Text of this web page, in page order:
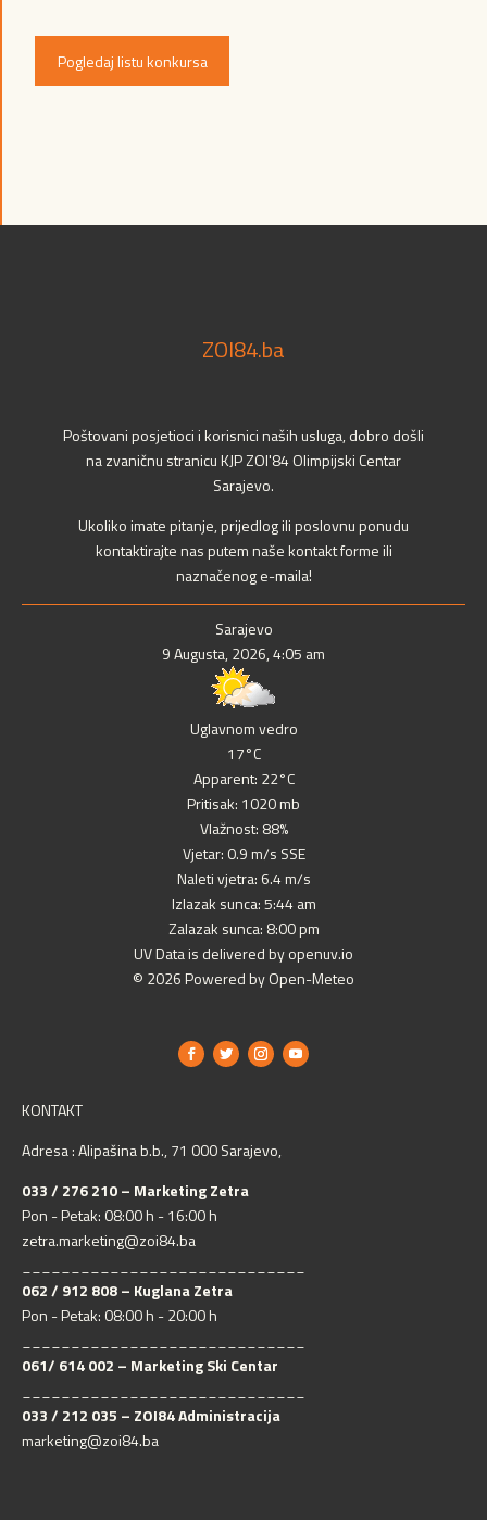
Pogledaj listu konkursa
ZOI84.ba
Poštovani posjetioci i korisnici naših usluga, dobro došli
na zvaničnu stranicu KJP ZOI'84 Olimpijski Centar
Sarajevo.
Ukoliko imate pitanje, prijedlog ili poslovnu ponudu
kontaktirajte nas putem naše kontakt forme ili
naznačenog e-maila!
Sarajevo
9 Augusta, 2026, 4:05 am
Uglavnom vedro
17°C
Apparent: 22°C
Pritisak: 1020 mb
Vlažnost: 88%
Vjetar: 0.9 m/s SSE
Naleti vjetra: 6.4 m/s
Izlazak sunca: 5:44 am
Zalazak sunca: 8:00 pm
UV Data is delivered by openuv.io
© 2026 Powered by Open-Meteo
KONTAKT
Adresa : Alipašina b.b., 71 000 Sarajevo,
033 / 276 210 – Marketing Zetra
Pon - Petak: 08:00 h - 16:00 h
zetra.marketing@zoi84.ba
062 / 912 808 – Kuglana Zetra
Pon - Petak: 08:00 h - 20:00 h
061/ 614 002 – Marketing Ski Centar
033 / 212 035 – ZOI84 Administracija
marketing@zoi84.ba